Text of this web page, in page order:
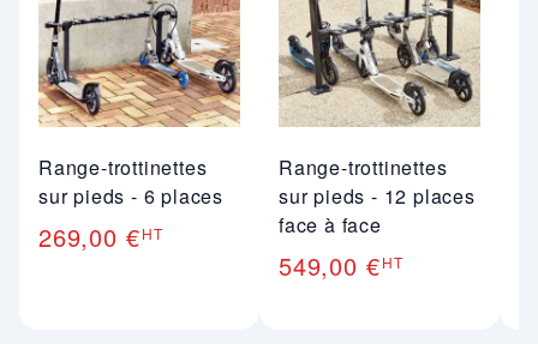
Range-trottinettes
sur pieds - 6 places
269,00 €HT
Range-trottinettes
sur pieds - 12 places
face à face
549,00 €HT